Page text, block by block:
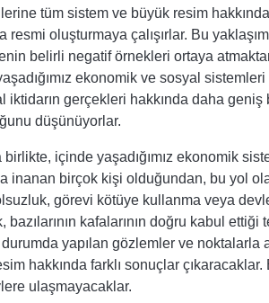
tüm sistem ve büyük resim
resmi oluşturmaya çalışırlar. Bu
belirli negatif örnekleri ortaya
ekonomik ve sosyal
iktidarın gerçekleri hakkında daha
düşünüyorlar.
birlikte, içinde yaşadığımız ekonomik
inanan birçok kişi olduğundan, bu yol
görevi kötüye kullanma veya
bazılarının kafalarının doğru kabul
yapılan gözlemler ve noktalarla
hakkında farklı sonuçlar
ulaşmayacaklar.